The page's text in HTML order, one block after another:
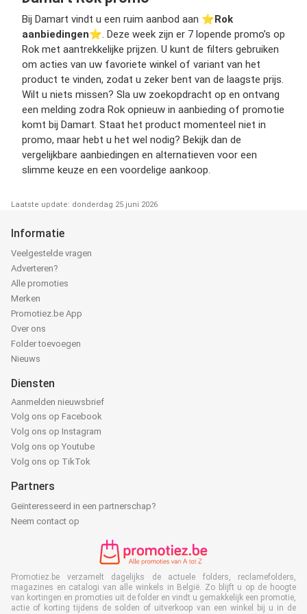
Bij Damart vindt u een ruim aanbod aan ⭐️Rok
aanbiedingen⭐️. Deze week zijn er 7 lopende promo’s op
Rok met aantrekkelijke prijzen. U kunt de filters gebruiken
om acties van uw favoriete winkel of variant van het
product te vinden, zodat u zeker bent van de laagste prijs.
Wilt u niets missen? Sla uw zoekopdracht op en ontvang
een melding zodra Rok opnieuw in aanbieding of promotie
komt bij Damart. Staat het product momenteel niet in
promo, maar hebt u het wel nodig? Bekijk dan de
vergelijkbare aanbiedingen en alternatieven voor een
slimme keuze en een voordelige aankoop.
Laatste update: donderdag 25 juni 2026
Informatie
Veelgestelde vragen
Adverteren?
Alle promoties
Merken
Promotiez.be App
Over ons
Folder toevoegen
Nieuws
Diensten
Aanmelden nieuwsbrief
Volg ons op Facebook
Volg ons op Instagram
Volg ons op Youtube
Volg ons op TikTok
Partners
Geïnteresseerd in een partnerschap?
Neem contact op
Promotiez.be verzamelt dagelijks de actuele folders, reclamefolders,
magazines en catalogi van alle winkels in België. Zo blijft u op de hoogte
van kortingen en promoties uit de folder en vindt u gemakkelijk een promotie,
actie of korting tijdens de solden of uitverkoop van een winkel bij u in de